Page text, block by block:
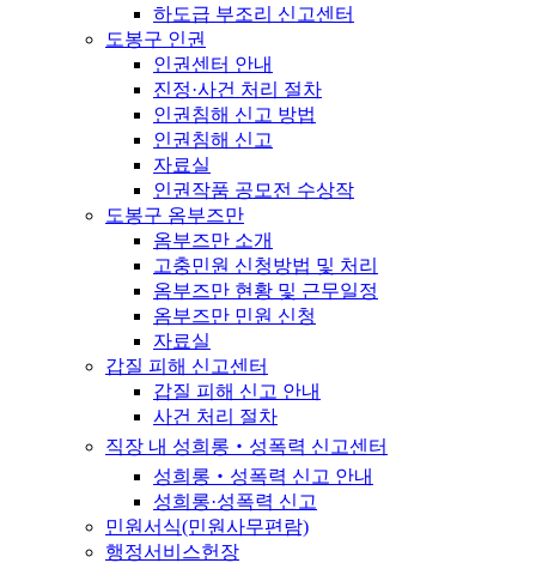
하도급 부조리 신고센터
도봉구 인권
인권센터 안내
진정·사건 처리 절차
인권침해 신고 방법
인권침해 신고
자료실
인권작품 공모전 수상작
도봉구 옴부즈만
옴부즈만 소개
고충민원 신청방법 및 처리
옴부즈만 현황 및 근무일정
옴부즈만 민원 신청
자료실
갑질 피해 신고센터
갑질 피해 신고 안내
사건 처리 절차
직장 내 성희롱‧성폭력 신고센터
성희롱‧성폭력 신고 안내
성희롱·성폭력 신고
민원서식(민원사무편람)
행정서비스헌장